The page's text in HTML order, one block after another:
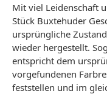
Mit viel Leidenschaft
Stück Buxtehuder
ursprüngliche
wieder hergestellt.
entspricht dem
vorgefundenen
feststellen und im